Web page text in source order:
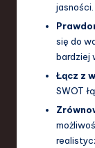
jasności.
się do
bardziej
Łącz z
SWOT